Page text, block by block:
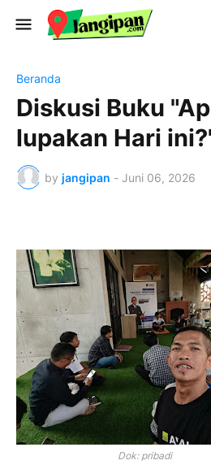
Beranda
Diskusi Buku
lupakan Hari
by jangipan - Juni 06, 2026
Dok: pribadi